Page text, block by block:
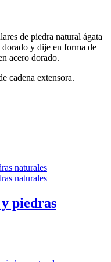
de piedra natural ágata
dorado y dije en forma de
acero dorado.
cadena extensora.
piedras